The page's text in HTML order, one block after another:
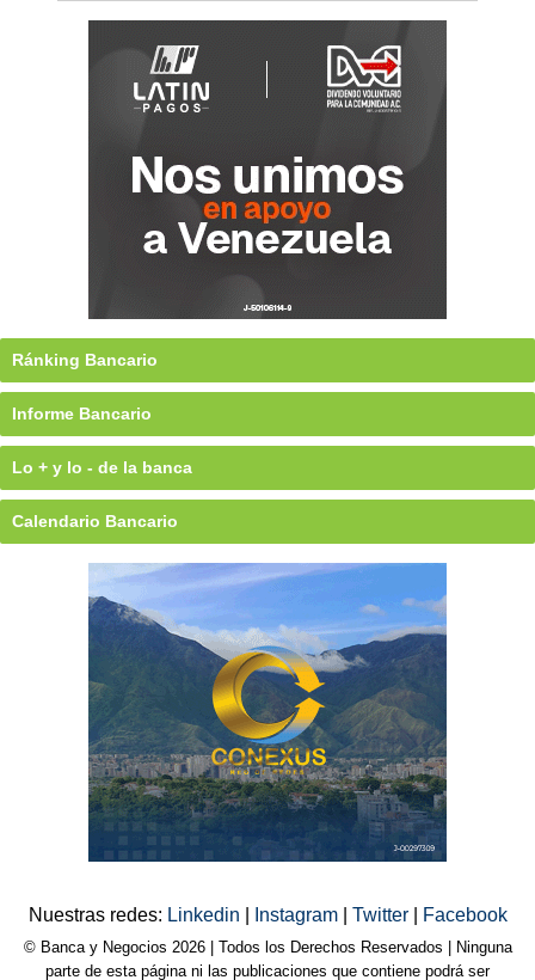
Ránking Bancario
Informe Bancario
Lo + y lo - de la banca
Calendario Bancario
Nuestras redes: Linkedin Instagram Twitter Facebook
© Banca y Negocios 2026 | Todos los Derechos Reservados | Ninguna
parte de esta página ni las publicaciones que contiene podrá ser